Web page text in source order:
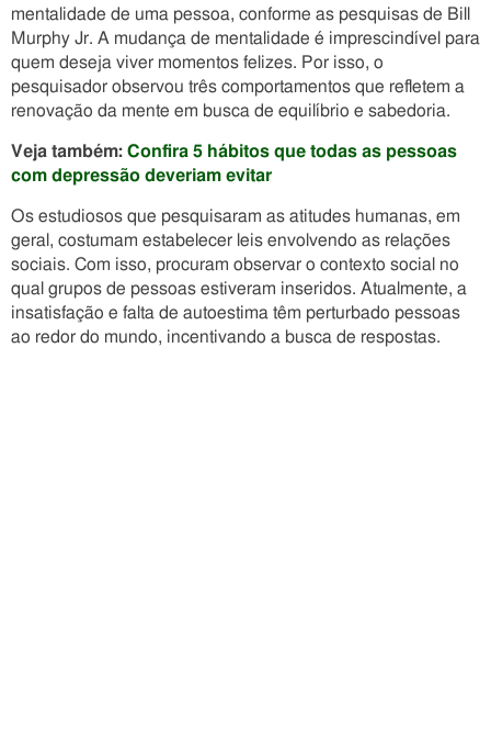
mentalidade de uma pessoa, conforme as pesquisas de Bill
Murphy Jr. A mudança de mentalidade é imprescindível para
quem deseja viver momentos felizes. Por isso, o
pesquisador observou três comportamentos que refletem a
renovação da mente em busca de equilíbrio e sabedoria.
Veja também: Confira 5 hábitos que todas as pessoas
com depressão deveriam evitar
Os estudiosos que pesquisaram as atitudes humanas, em
geral, costumam estabelecer leis envolvendo as relações
sociais. Com isso, procuram observar o contexto social no
qual grupos de pessoas estiveram inseridos. Atualmente, a
insatisfação e falta de autoestima têm perturbado pessoas
ao redor do mundo, incentivando a busca de respostas.